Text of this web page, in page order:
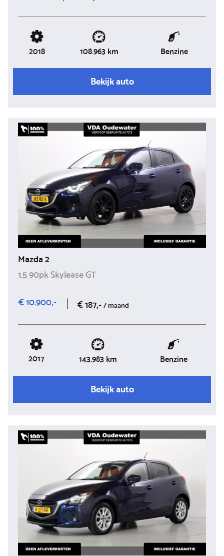
2018 108.963 km Benzine
Bekijk auto
Mazda 2
1.5 90pk Skylease GT
€ 10.900,-
€ 187,-/ maand
2017 143.983 km Benzine
Bekijk auto